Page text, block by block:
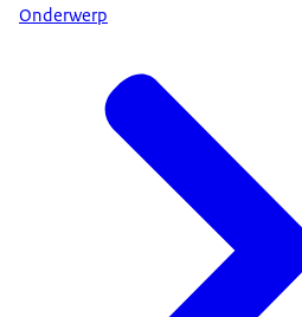
Onderwerp